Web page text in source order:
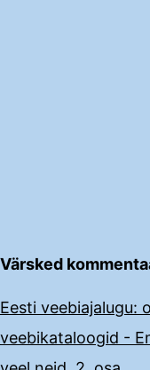
Värsked
Eesti veebiajalugu:
veebikataloogid -